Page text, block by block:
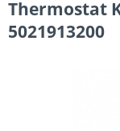
Thermostat
5021913200